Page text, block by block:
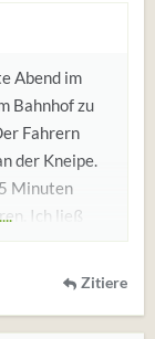
Abend im
Bahnhof zu
Fahrern
der Kneipe.
Minuten
Ich ließ
ich aus
Zitiere